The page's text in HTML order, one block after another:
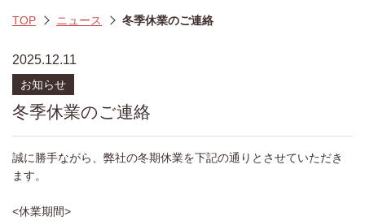
TOP ニュース 冬季休業のご連絡
2025.12.11
お知らせ
冬季休業のご連絡
誠に勝手ながら、弊社の冬期休業を下記の通りとさせていただき
ます。
<休業期間>